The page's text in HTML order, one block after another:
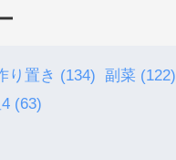
り置き (134) 副菜 (122)
(63)